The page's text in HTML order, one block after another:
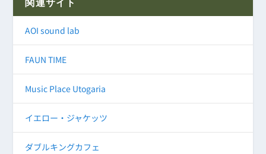
AOI sound lab
FAUN TIME
Music Place Utogaria
イエロー・ジャケッツ
ダブルキングカフェ